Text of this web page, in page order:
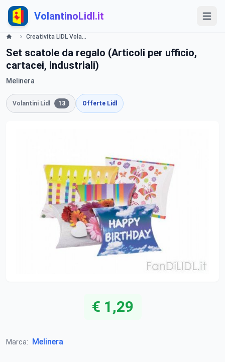
VolantinoLidl.it
Creativita LIDL Volantino Offerte e Promozioni - Offerte valide dal 23 luglio 2015 Lidl
Set scatole da regalo (Articoli per ufficio,
cartacei, industriali)
Melinera
Volantini Lidl 13 Offerte Lidl
€ 1,29
Marca: Melinera